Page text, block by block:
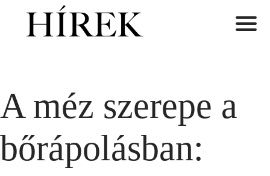
A méz szerepe a
bőrápolásban: